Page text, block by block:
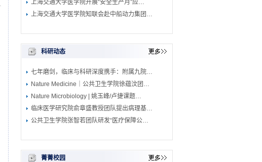
上海交通大学医学院开展“安全生产月”应…
上海交通大学医学院知联会赴中船动力集团…
科研动态
七年磨剑，临床与科研深度携手：附属九院…
Nature Medicine｜公共卫生学院徐蕴汶团…
Nature Microbiology | 姚玉峰/卢捷课题…
临床医学研究院俞章盛教授团队提出病理基…
公共卫生学院张智若团队研发“医疗保障公…
菁菁校园